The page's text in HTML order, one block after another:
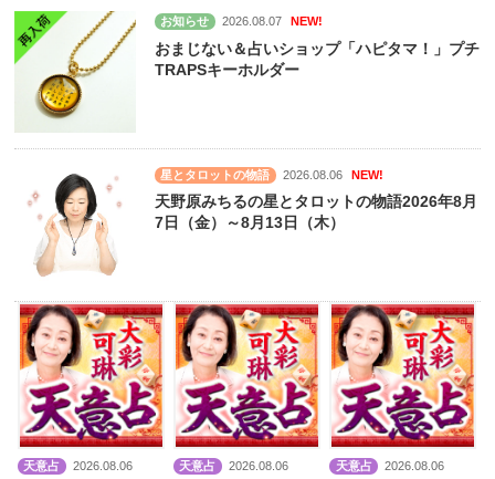
お知らせ 2026.08.07 NEW!
おまじない＆占いショップ「ハピタマ！」プチ
TRAPSキーホルダー
星とタロットの物語 2026.08.06 NEW!
天野原みちるの星とタロットの物語2026年8月
7日（金）～8月13日（木）
天意占
2026.08.06
天意占
2026.08.06
天意占
2026.08.06